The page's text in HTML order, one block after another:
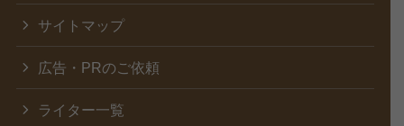
サイトマップ
広告・PRのご依頼
ライター一覧